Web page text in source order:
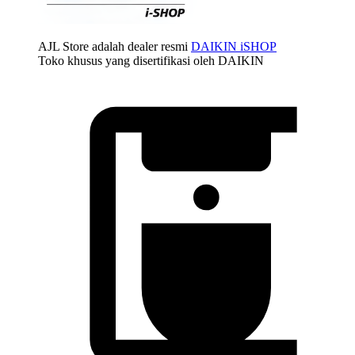
AJL Store adalah dealer resmi DAIKIN iSHOP
Toko khusus yang disertifikasi oleh DAIKIN